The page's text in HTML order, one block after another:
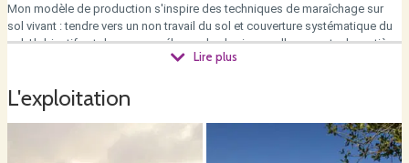
Mon modèle de production s'inspire des techniques de maraîchage sur
sol vivant : tendre vers un non travail du sol et couverture systématique du
sol. L'objectif est de ne pas mélanger les horizons, d'augmenter la matière
organique, de favoriser la vie du sol source de fertilité.
Lire plus
L'exploitation